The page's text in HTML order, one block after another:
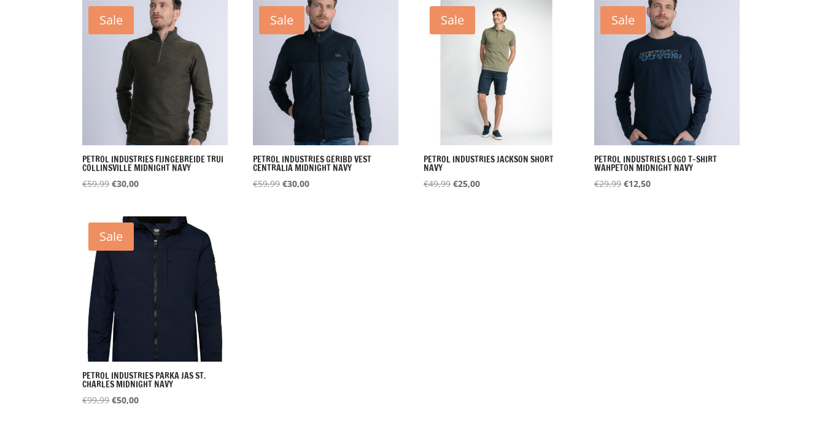
€29,99.
€12,50.
€34,99.€15,00.
€39,99.
€20,00.
€59,99.€25,00.
Sale
PETROL INDUSTRIES FIJNGEBREIDE TRUI
COLLINSVILLE MIDNIGHT NAVY
€59,99Oorspronkelijke
€59,99.
€30,00Huidige
€30,00.
Sale
PETROL INDUSTRIES GERIBD VEST
CENTRALIA MIDNIGHT NAVY
€59,99Oorspronkelijke
€30,00Huidige
Sale
PETROL INDUSTRIES JACKSON SHORT
NAVY
€49,99Oorspronkelijke
€25,00Huidige
Sale
PETROL INDUSTRIES LOGO T-SHIRT
WAHPETON MIDNIGHT NAVY
€29,99 Oorspronkelijke
€12,50Huidige
Sale
PETROL INDUSTRIES PARKA JAS ST.
CHARLES MIDNIGHT NAVY
€99,99Oorspronkelijke
€50,00Huidige